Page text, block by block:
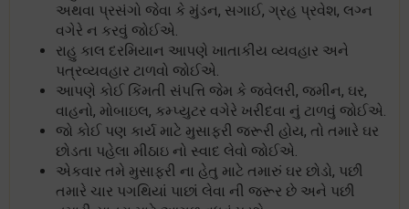
અથવા પ્રસંગો જેવા કે મુંડન, સગાઈ, ગ્રહ પ્રવેશ, લગ્ન
વગેરે ન કરવું જોઈએ.
રાહુ કાલ દરમિયાન આપણે ખાતાકીય વ્યવહાર અને
પત્રવ્યવહાર ટાળવો જોઈએ.
આપણે કોઈ કિંમતી સંપત્તિ જેમ કે જ્વેલરી, જમીન, ઘર,
વાહનો, મોબાઇલ, કમ્પ્યુટર વગેરે ખરીદવા નું ટાળવું જોઈએ.
જો કોઈ પણ કાર્ય માટે મુસાફરી જરૂરી હોય, તો તમારે ઘર
છોડતા પહેલા મીઠાઇ નો સ્વાદ લેવો જોઈએ.
એકવાર તમે મુસાફરી ના હેતુ માટે તમારું ઘર છોડો, પછી
તમારે ચાર પગથિયાં પાછાં લેવા ની જરૂર છે અને પછી